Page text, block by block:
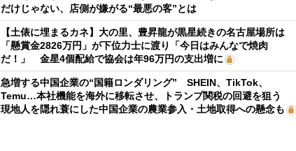
だけじゃない、店側が嫌がる“最悪の客”とは
【土俵に埋まるカネ】大の里、豊昇龍が黒星続きの名古屋場所は
「懸賞金2826万円」が下位力士に渡り「今日はみんなで焼肉
だ！」 金星4個配給で協会は年96万円の支出増に
急増する中国企業の“国籍ロンダリング” SHEIN、TikTok、
Temu…本社機能を海外に移転させ、トランプ関税の回避を狙う
現地人を隠れ蓑にした中国企業の農業参入・土地取得への懸念も